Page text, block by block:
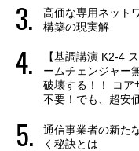
高価な専用ネット
構築の現実解
【基調講演 K2-4
ームチェンジャー
破壊する！！ コア
不要！でも、超安
通信事業者の新た
く秘訣とは